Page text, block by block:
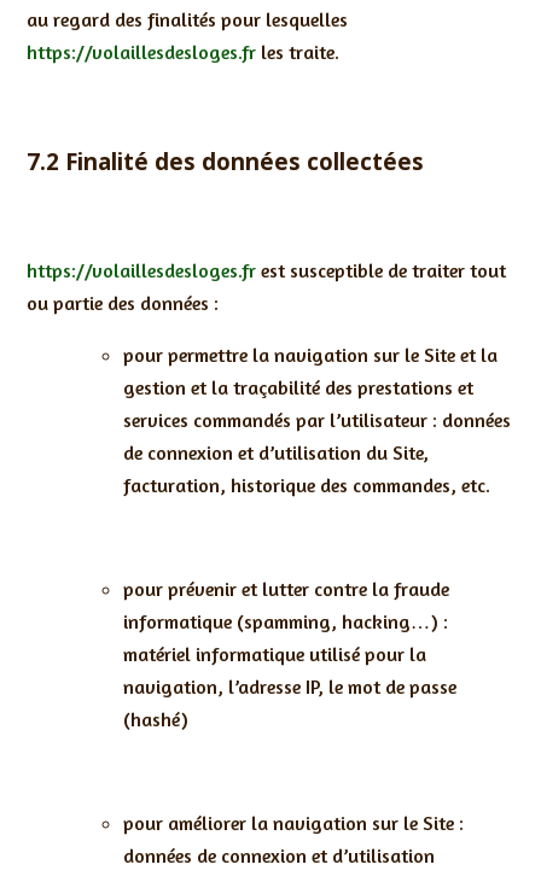
au regard des finalités pour lesquelles
https://volaillesdesloges.frles traite.
7.2 Finalité des données collectées
https://volaillesdesloges.frest susceptible de traiter tout
ou partie des données :
pour permettre la navigation sur le Site et la
gestion et la traçabilité des prestations et
services commandés par l’utilisateur : données
de connexion et d’utilisation du Site,
facturation, historique des commandes, etc.
pour prévenir et lutter contre la fraude
informatique (spamming, hacking…) :
matériel informatique utilisé pour la
navigation, l’adresse IP, le mot de passe
(hashé)
pour améliorer la navigation sur le Site :
données de connexion et d’utilisation